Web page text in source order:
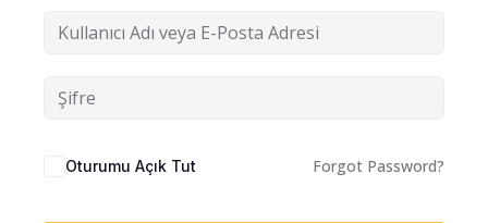
Oturumu Açık Tut Forgot Password?